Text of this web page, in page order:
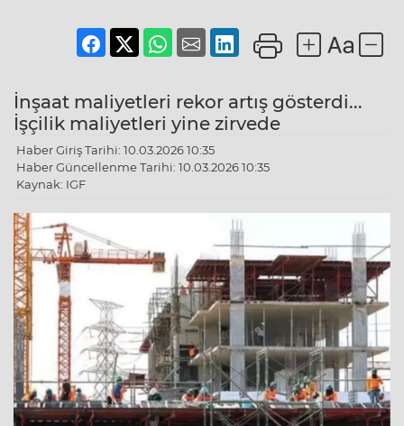
İnşaat maliyetleri rekor artış gösterdi...
İşçilik maliyetleri yine zirvede
Haber Giriş Tarihi: 10.03.2026 10:35
Haber Güncellenme Tarihi: 10.03.2026 10:35
Kaynak: IGF